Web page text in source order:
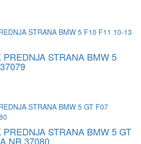
STRANA BMW 5
STRANA BMW 5 GT
NR 37080